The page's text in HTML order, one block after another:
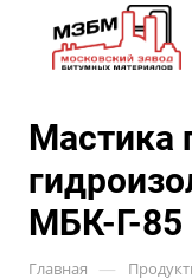
Мастика
МБК-Г-85
Главная —